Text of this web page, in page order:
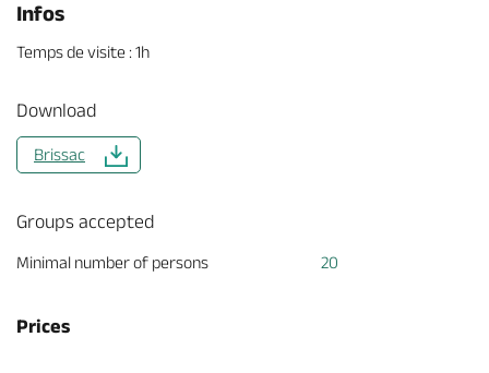
Infos
Temps de visite : 1h
Download
Brissac
Groups accepted
Minimal number of persons 20
Prices